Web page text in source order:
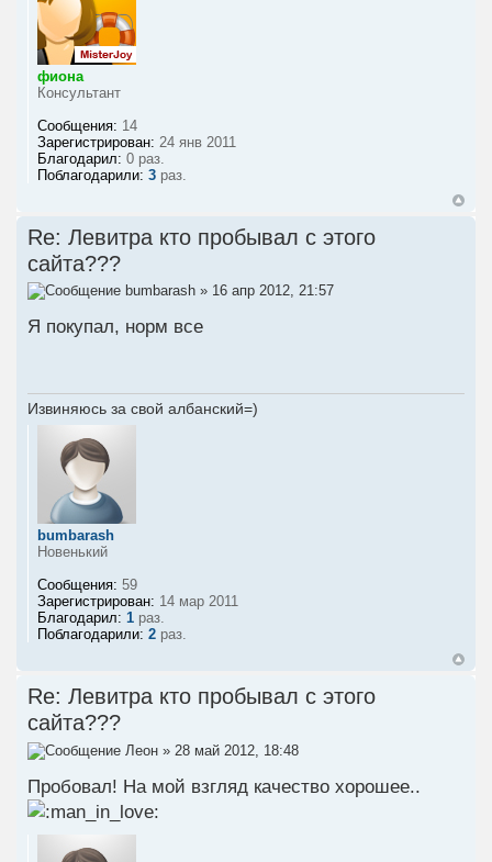
фиона
Консультант
Сообщения: 14
Зарегистрирован: 24 янв 2011
Благодарил: 0 раз.
Поблагодарили: 3 раз.
Re: Левитра кто пробывал с этого
сайта???
bumbarash » 16 апр 2012, 21:57
Я покупал, норм все
Извиняюсь за свой албанский=)
bumbarash
Новенький
Сообщения: 59
Зарегистрирован: 14 мар 2011
Благодарил: 1 раз.
Поблагодарили: 2 раз.
Re: Левитра кто пробывал с этого
сайта???
Леон » 28 май 2012, 18:48
Пробовал! На мой взгляд качество хорошее..